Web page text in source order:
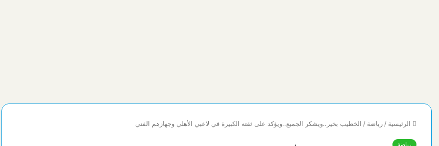
الرئيسية / رياضة / الخطيب بخير..ويشكر الجميع..ويؤكد على ثقته الكبيرة في لاعبي الأهلي وجهازهم الفني
رياضة